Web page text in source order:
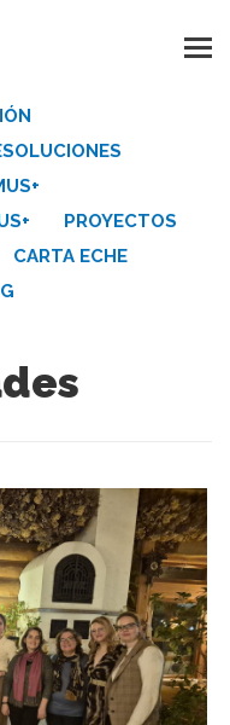
PROYECTOS
CARTA ECHE